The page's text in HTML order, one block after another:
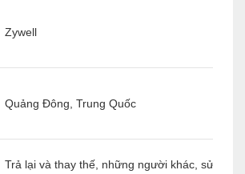
Zywell
Quảng Đông, Trung Quốc
Trả lại và thay thế, những người khác, sửa